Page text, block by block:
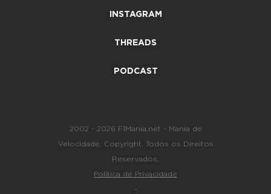
INSTAGRAM
THREADS
PODCAST
2002 - 2026 F1Mania.net - Mania de
Velocidade. Copyright. Todos os Direitos
Reservados.
Política de Privacidade
-